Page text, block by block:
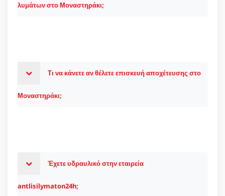
λυμάτων στο Μοναστηράκι;
Τι να κάνετε αν θέλετε επισκευή αποχέτευσης στο
Μοναστηράκι;
Έχετε υδραυλικό στην εταιρεία
antlisilymaton24h;